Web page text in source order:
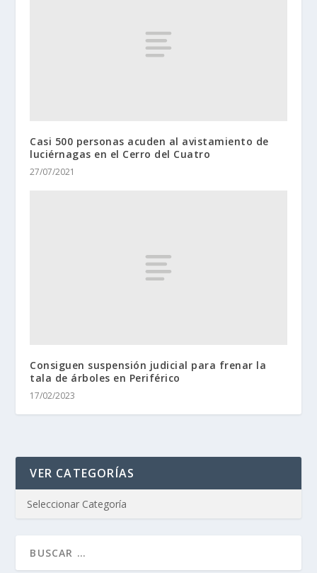
Casi 500 personas acuden al avistamiento de
luciérnagas en el Cerro del Cuatro
27/07/2021
Consiguen suspensión judicial para frenar la
tala de árboles en Periférico
17/02/2023
VER CATEGORÍAS